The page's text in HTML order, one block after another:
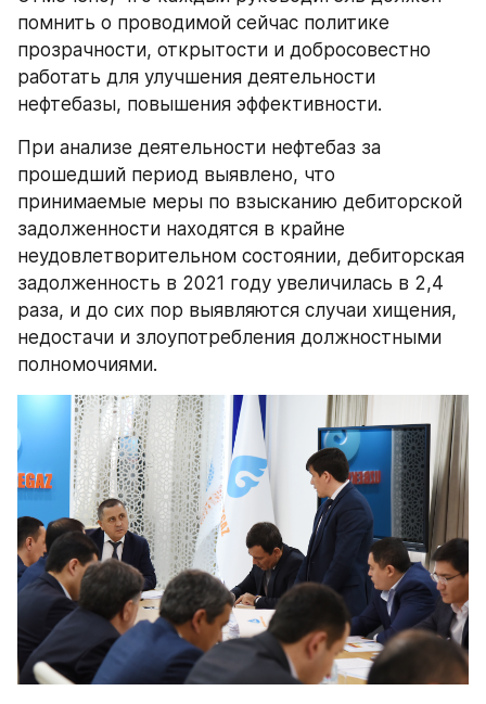
помнить о проводимой сейчас политике
прозрачности, открытости и добросовестно
работать для улучшения деятельности
нефтебазы, повышения эффективности.
При анализе деятельности нефтебаз за
прошедший период выявлено, что
принимаемые меры по взысканию дебиторской
задолженности находятся в крайне
неудовлетворительном состоянии, дебиторская
задолженность в 2021 году увеличилась в 2,4
раза, и до сих пор выявляются случаи хищения,
недостачи и злоупотребления должностными
полномочиями.